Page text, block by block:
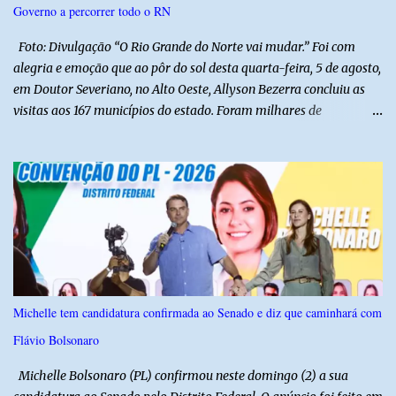
ajuda de Luchsinger e se concentrou no Ministério da Saúde e no
Governo a percorrer todo o RN
Foto: Divulgação “O Rio Grande do Norte vai mudar.” Foi com
alegria e emoção que ao pôr do sol desta quarta-feira, 5 de agosto,
em Doutor Severiano, no Alto Oeste, Allyson Bezerra concluiu as
visitas aos 167 municípios do estado. Foram milhares de
Governador Allyson Bezerra concluiu as agendas do 167 Razões RN
após visitar todas as cidades potiguares, dos pequenos municípios
aos maiores centros do estado. A caminhada começou em 29 de
março pelo município de Touros, Marco Zero da BR-101 e foi
concluída nesta quarta-feira depois de 129 dias entre a primeira e
a última visita. Os registros estão sendo publicados no perfil do
de perto as potencialidades, as belezas, a cultura e a força do povo,
mas também ouviu os dramas e as necessidades enfrentadas pelas
Michelle tem candidatura confirmada ao Senado e diz que caminhará com
Flávio Bolsonaro
Michelle Bolsonaro (PL) confirmou neste domingo (2) a sua